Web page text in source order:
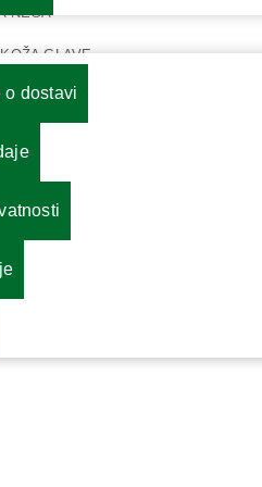
o dostavi
NEGA
GLAVE
ZA MUŠKARCE
ZAŠTITA STOPALA
HIGIJENA
U KRVI
I OPREMA